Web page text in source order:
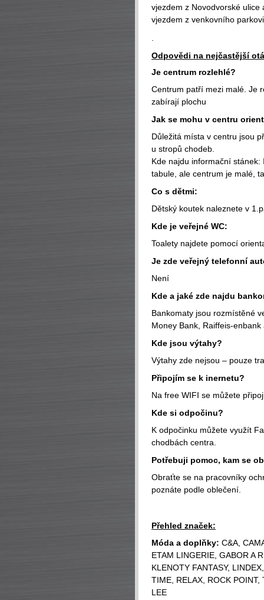
vjezdem z Novodvorské
vjezdem z venkovního
Odpovědi na nejčastější
Je centrum rozlehlé?
Centrum patří mezi malé. Je
zabírají plochu
Jak se mohu v centru
Důležitá místa v centru jsou
u stropů chodeb.
Kde najdu informační
tabule, ale centrum je malé,
Co s dětmi:
Dětský koutek naleznete v
Kde je veřejné WC:
Toalety najdete pomocí
Je zde veřejný telefonní
Není
Kde a jaké zde najdu
Bankomaty jsou rozmístěné
Money Bank, Raiffeis-enbank
Kde jsou výtahy?
Výtahy zde nejsou – pouze
Připojím se k inernetu?
Na free WIFI se můžete
Kde si odpočinu?
K odpočinku můžete využít
chodbách centra.
Potřebuji pomoc, kam se
Obraťte se na pracovníky
poznáte podle oblečení.
Přehled značek:
Móda a doplňky: C&A,
ETAM LINGERIE, GABOR A
KLENOTY FANTASY,
TIME, RELAX, ROCK
LEE